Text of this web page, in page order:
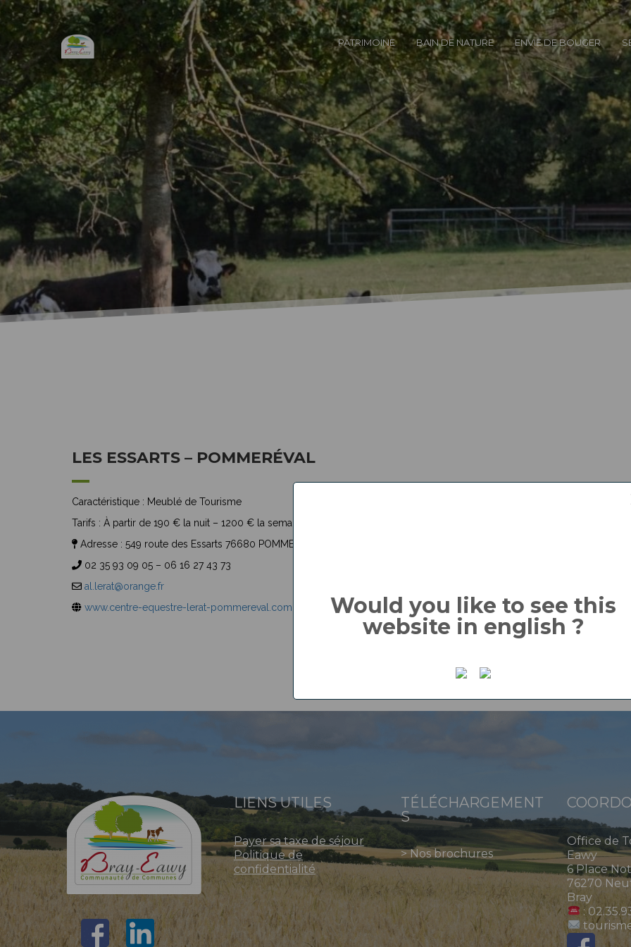
PATRIMOINE BAIN DE NATURE ENVIE DE BOUGER
LES ESSARTS – POMMERÉVAL
Caractéristique : Meublé de Tourisme
Tarifs : À partir de 190 € la nuit – 1200 € la semaine
Adresse : 549 route des Essarts 76680 POMMERÉVAL
02 35 93 09 05 – 06 16 27 43 73
al.lerat@orange.fr
www.centre-equestre-lerat-pommereval.com
LIENS UTILES
Payer sa taxe de séjour
Politique de
confidentialité
TÉLÉCHARGEMENT
S
>Nos brochures
Office de
Eawy
6 Place
76270
Bray
:
Would you like to see this
website in english ?